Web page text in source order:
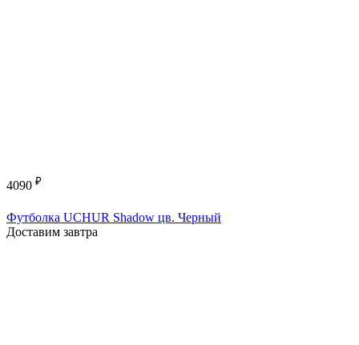
4090 ₽
Футболка UCHUR Shadow цв. Черный
Доставим завтра